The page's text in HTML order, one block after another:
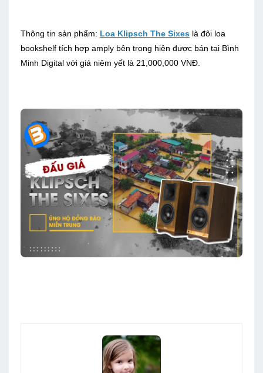
Thông tin sản phẩm: Loa Klipsch The Sixes là đôi loa
bookshelf tích hợp amply bên trong hiện được bán tại Bình
Minh Digital với giá niêm yết là 21,000,000 VNĐ.